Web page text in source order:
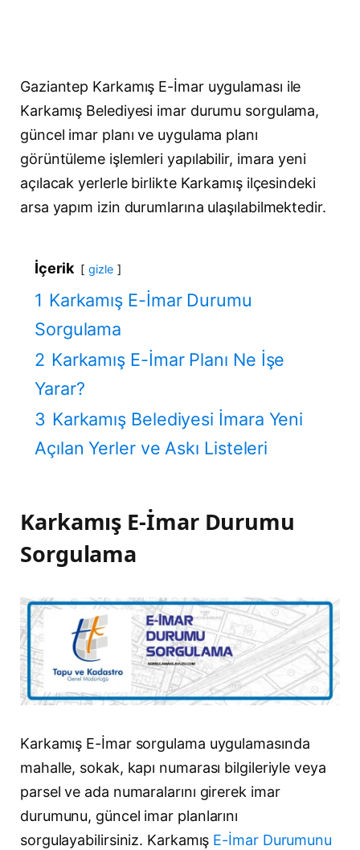
Gaziantep Karkamış E-İmar uygulaması ile
Karkamış Belediyesi imar durumu sorgulama,
güncel imar planı ve uygulama planı
görüntüleme işlemleri yapılabilir, imara yeni
açılacak yerlerle birlikte Karkamış ilçesindeki
arsa yapım izin durumlarına ulaşılabilmektedir.
İçerik gizle
1 Karkamış E-İmar Durumu
Sorgulama
2 Karkamış E-İmar Planı Ne İşe
Yarar?
3 Karkamış Belediyesi İmara Yeni
Açılan Yerler ve Askı Listeleri
Karkamış E-İmar Durumu
Sorgulama
Karkamış E-İmar sorgulama uygulamasında
mahalle, sokak, kapı numarası bilgileriyle veya
parsel ve ada numaralarını girerek imar
durumunu, güncel imar planlarını
sorgulayabilirsiniz. Karkamış E-İmar Durumunu